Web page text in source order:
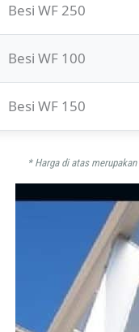
Besi WF 250
Besi WF 100
Besi WF 150
* Harga di atas